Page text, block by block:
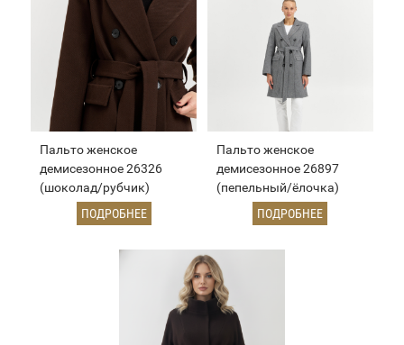
Пальто женское
демисезонное 26326
(шоколад/рубчик)
ПОДРОБНЕЕ
Пальто женское
демисезонное 26897
(пепельный/ёлочка)
ПОДРОБНЕЕ